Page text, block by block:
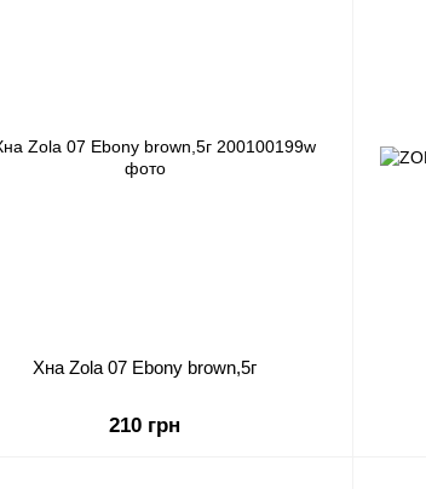
Хна Zola 07 Ebony brown,5г
210 грн